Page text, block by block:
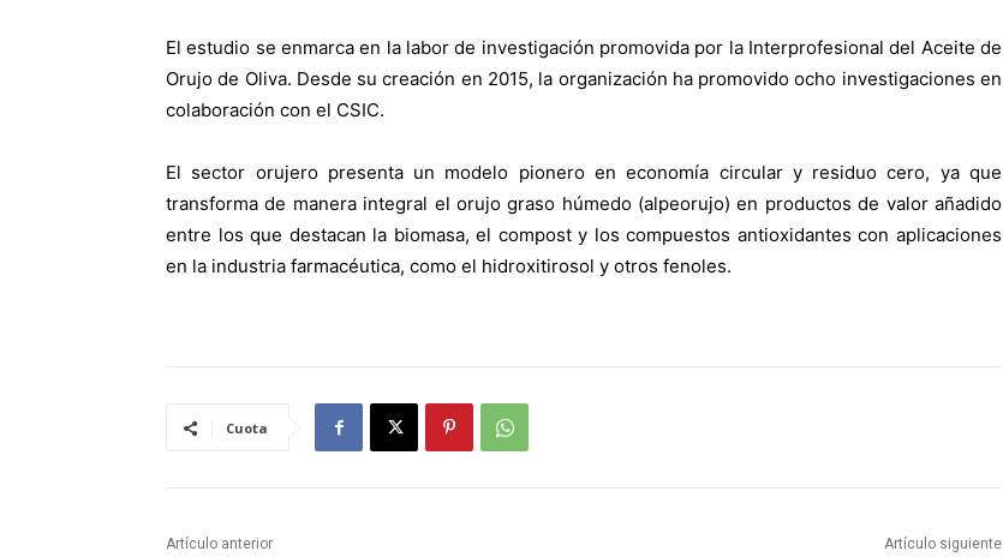
El estudio se enmarca en la labor de investigación promovida por la Interprofesional del Aceite de
Orujo de Oliva. Desde su creación en 2015, la organización ha promovido ocho investigaciones en
colaboración con el CSIC.
El sector orujero presenta un modelo pionero en economía circular y residuo cero, ya que
transforma de manera integral el orujo graso húmedo (alpeorujo) en productos de valor añadido
entre los que destacan la biomasa, el compost y los compuestos antioxidantes con aplicaciones
en la industria farmacéutica, como el hidroxitirosol y otros fenoles.
Cuota
Artículo anterior Artículo siguiente